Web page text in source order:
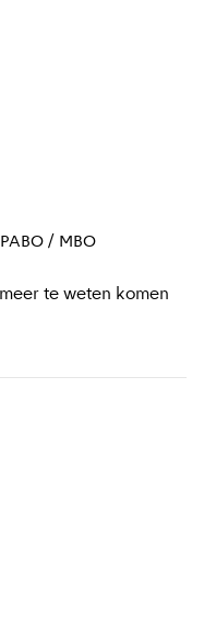
/ MBO
te weten komen